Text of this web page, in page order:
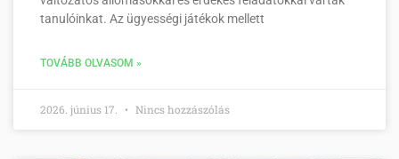
tanulóinkat. Az ügyességi játékok mellett
TOVÁBB OLVASOM »
2026. június 17. Nincs hozzászólás